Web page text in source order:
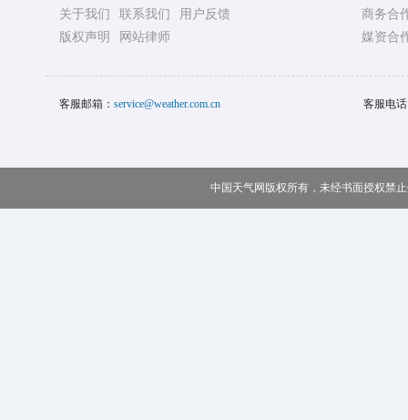
关于我们 联系我们
用户反馈
版权声明
网站律师
商务合
媒资合
客服邮箱： service@weather.com.cn 客服电
中国天气网版权所有，未经书面授权